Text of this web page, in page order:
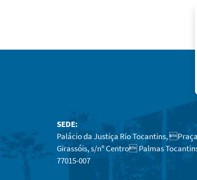
SEDE:
Palácio da Justiça Rio Tocantins,
Girassóis, s/nº Centro Palmas
77015-007